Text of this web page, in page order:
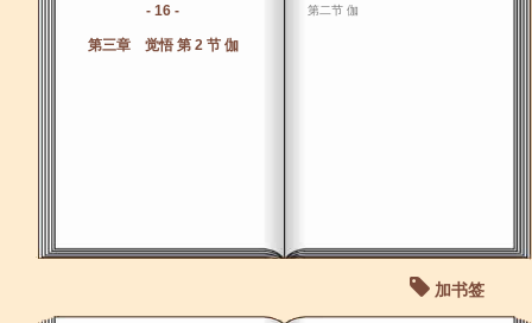
- 16 -
第三章 觉悟 第 2 节 伽
第二节 伽
加书签